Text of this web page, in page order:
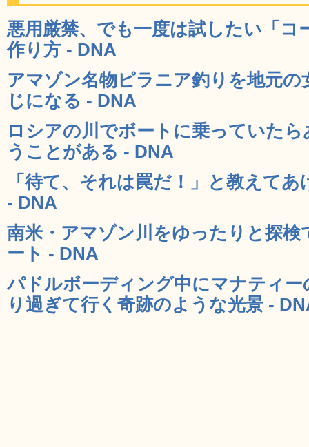
悪用厳禁、でも一度は試したい「コ
作り方 - DNA
アマゾン名物ピラニア釣りを地元
じになる - DNA
ロシアの川でボートに乗っていた
うことがある - DNA
「待て、それは罠だ！」と教えて
- DNA
南米・アマゾン川をゆったりと探
ート - DNA
パドルボーディング中にマナティ
り過ぎて行く奇跡のような光景 -